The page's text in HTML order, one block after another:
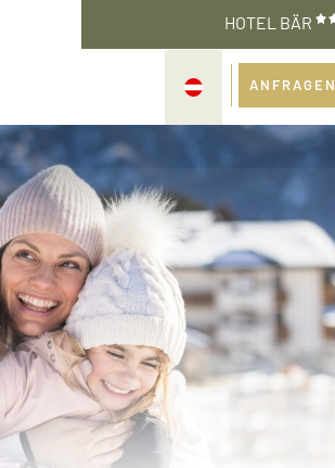
HOTEL BÄR
ANFRAGEN